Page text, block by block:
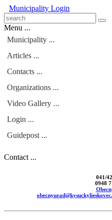
Municipality Login
Menu ...
Municipality ...
Articles ...
Contacts ...
Organizations ...
Video Gallery ...
Login ...
Guidepost ...
Contact ...
041/
0948